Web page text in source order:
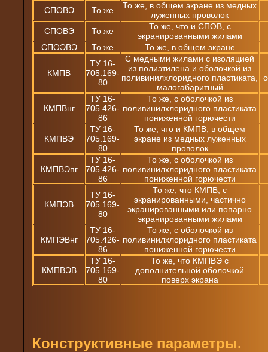
СПОВЭ То же
То же, в общем экране из медных
луженных проволок
СПОВЭ
То же
То же, что и СПОВ, с
экранированными жилами
СПОЭВЭ
То же То же, в общем экране
КМПВ
ТУ 16-
705.169-
80
С медными жилами с изоляцией
из полиэтилена и оболочкой из
поливинилхлоридного пластиката,
малогабаритный
КМПВнг
ТУ 16-
705.426-
86
То же, с оболочкой из
поливинилхлоридного пластиката
пониженной горючести
КМПВЭ
ТУ 16-
705.169-
80
То же, что и КМПВ, в общем
экране из медных луженных
проволок
КМПВЭпг
ТУ 16-
705.426-
86
То же, с оболочкой из
поливинилхлоридного пластиката
пониженной горючести
КМПЭВ
ТУ 16-
705.169-
80
То же, что КМПВ, с
экранированными, частично
экранированными или попарно
экранированными жилами
КМПЭВнг
ТУ 16-
705.426-
86
То же, с оболочкой из
поливинилхлоридного пластиката
пониженной горючести
КМПВЭВ
ТУ 16-
705.169-
80
То же, что КМПВЭ с
дополнительной оболочкой
поверх экрана
Конструктивные параметры.